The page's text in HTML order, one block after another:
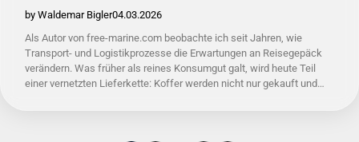
by Waldemar Bigler04.03.2026
Als Autor von free-marine.com beobachte ich seit Jahren, wie
Transport- und Logistikprozesse die Erwartungen an Reisegepäck
verändern. Was früher als reines Konsumgut galt, wird heute Teil
einer vernetzten Lieferkette: Koffer werden nicht nur gekauft und…